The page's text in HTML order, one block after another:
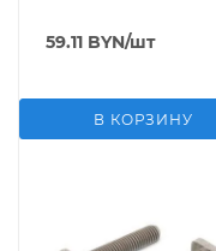
59.11 BYN/шт
В КОРЗИНУ